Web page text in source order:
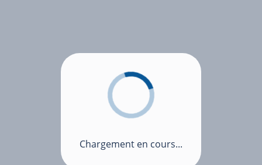
Chargement en cours...